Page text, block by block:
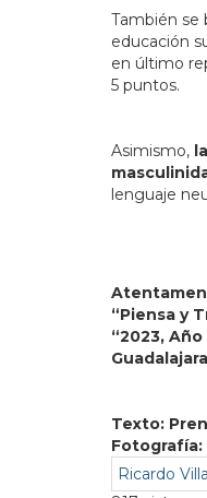
También se
educación
en último
5 puntos.
Asimismo,
lenguaje
“Piensa y
“2023,
Texto:
Fotografía:
Ricardo